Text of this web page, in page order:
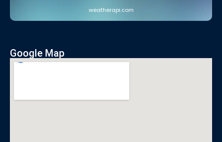
weatherapi.com
Google Map